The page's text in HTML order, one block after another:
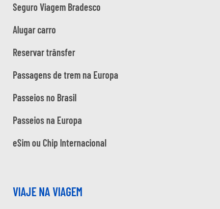
Seguro Viagem Bradesco
Alugar carro
Reservar trânsfer
Passagens de trem na Europa
Passeios no Brasil
Passeios na Europa
eSim ou Chip Internacional
VIAJE NA VIAGEM